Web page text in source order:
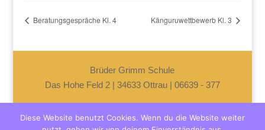
Beratungsgespräche Kl. 4 Känguruwettbewerb Kl. 3
Brüder Grimm Schule
Das Hohe Feld 2 | 34633 Ottrau | 06639 - 377
Diese Website benutzt Cookies. Wenn du die Website weiter